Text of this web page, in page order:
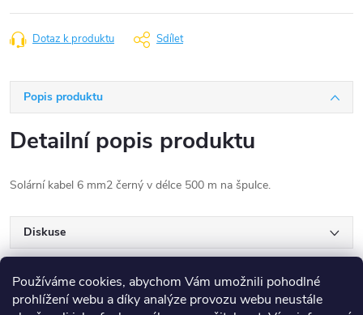
Používáme cookies, abychom Vám umožnili pohodlné
prohlížení webu a díky analýze provozu webu neustále
Dotaz k produktu Sdílet
Popis produktu
Detailní popis produktu
Solární kabel 6 mm2 černý v délce 500 m na špulce.
Diskuse